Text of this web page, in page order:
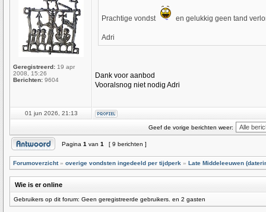
Geregistreerd: 19 apr
2008, 15:26
Berichten: 9604
Prachtige vondst en gelukkig geen tand
Adri
Dank voor aanbod
Vooralsnog niet nodig Adri
01 jun 2026, 21:13
Geef de vorige berichten weer:
Pagina 1 van 1 [ 9 berichten ]
Forumoverzicht» overige vondsten ingedeeld per tijdperk » Late Middeleeuwen
Wie is er online
Gebruikers op dit forum: Geen geregistreerde gebruikers. en 2 gasten